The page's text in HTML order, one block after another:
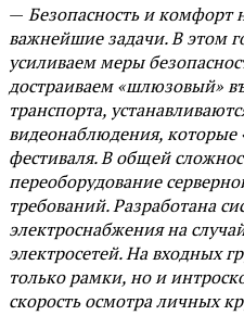
— Безопасность и комфорт
важнейшие задачи. В этом
усиливаем меры
достраиваем «шлюзовый»
транспорта,
видеонаблюдения, которые
фестиваля. В общей
переоборудование
требований. Разработана
электроснабжения на
электросетей. На входных
только рамки, но и
скорость осмотра личных